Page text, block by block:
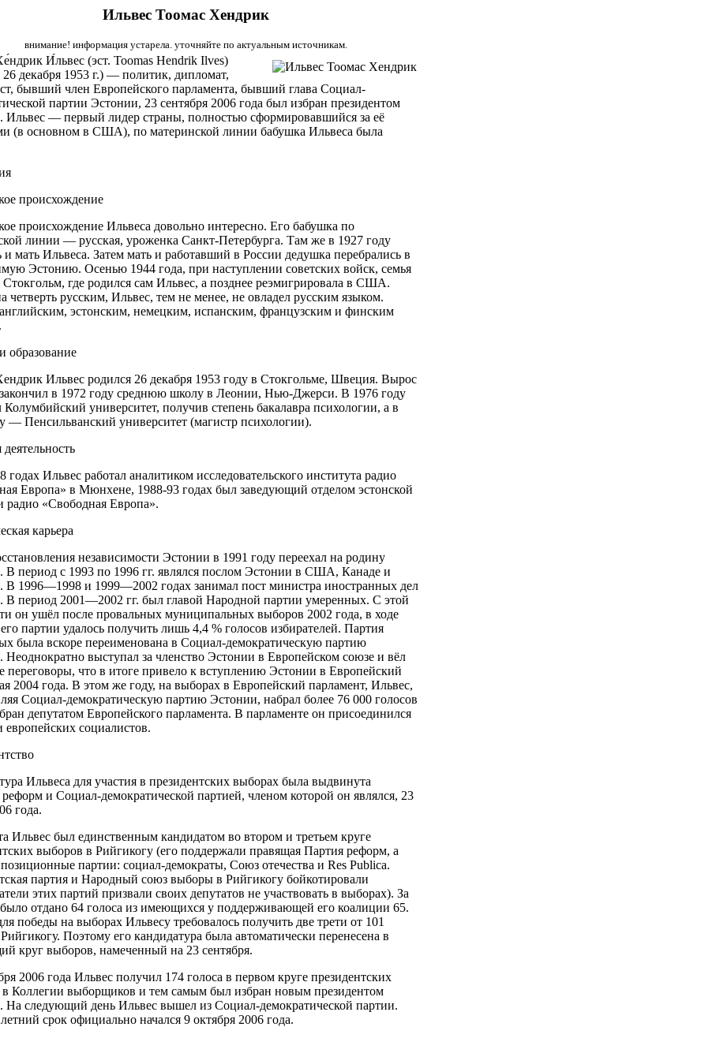
Ильвес Тоомас Хендрик
внимание! информация устарела. уточняйте по актуальным источникам.
И́львес (эст. Toomas Hendrik Ilves)
26 декабря 1953 г.) — политик, дипломат,
бывший член Европейского парламента, бывший глава Социал-
партии Эстонии, 23 сентября 2006 года был избран президентом
Ильвес — первый лидер страны, полностью сформировавшийся за её
(в основном в США), по материнской линии бабушка Ильвеса была
происхождение
происхождение Ильвеса довольно интересно. Его бабушка по
линии — русская, уроженка Санкт-Петербурга. Там же в 1927 году
и мать Ильвеса. Затем мать и работавший в России дедушка перебрались в
Эстонию. Осенью 1944 года, при наступлении советских войск, семья
Стокгольм, где родился сам Ильвес, а позднее реэмигрировала в США.
четверть русским, Ильвес, тем не менее, не овладел русским языком.
эстонским, немецким, испанским, французским и финским
образование
Ильвес родился 26 декабря 1953 году в Стокгольме, Швеция. Вырос
в 1972 году среднюю школу в Леонии, Нью-Джерси. В 1976 году
Колумбийский университет, получив степень бакалавра психологии, а в
— Пенсильванский университет (магистр психологии).
деятельность
годах Ильвес работал аналитиком исследовательского института радио
Европа» в Мюнхене, 1988-93 годах был заведующий отделом эстонской
радио «Свободная Европа».
карьера
независимости Эстонии в 1991 году переехал на родину
В период с 1993 по 1996 гг. являлся послом Эстонии в США, Канаде и
В 1996—1998 и 1999—2002 годах занимал пост министра иностранных дел
В период 2001—2002 гг. был главой Народной партии умеренных. С этой
он ушёл после провальных муниципальных выборов 2002 года, в ходе
партии удалось получить лишь 4,4 % голосов избирателей. Партия
была вскоре переименована в Социал-демократическую партию
Неоднократно выступал за членство Эстонии в Европейском союзе и вёл
переговоры, что в итоге привело к вступлению Эстонии в Европейский
2004 года. В этом же году, на выборах в Европейский парламент, Ильвес,
Социал-демократическую партию Эстонии, набрал более 76 000 голосов
депутатом Европейского парламента. В парламенте он присоединился
европейских социалистов.
Ильвеса для участия в президентских выборах была выдвинута
и Социал-демократической партией, членом которой он являлся, 23
года.
Ильвес был единственным кандидатом во втором и третьем круге
выборов в Рийгикогу (его поддержали правящая Партия реформ, а
партии: социал-демократы, Союз отечества и Res Publica.
партия и Народный союз выборы в Рийгикогу бойкотировали
этих партий призвали своих депутатов не участвовать в выборах). За
отдано 64 голоса из имеющихся у поддерживающей его коалиции 65.
победы на выборах Ильвесу требовалось получить две трети от 101
Поэтому его кандидатура была автоматически перенесена в
круг выборов, намеченный на 23 сентября.
2006 года Ильвес получил 174 голоса в первом круге президентских
Коллегии выборщиков и тем самым был избран новым президентом
На следующий день Ильвес вышел из Социал-демократической партии.
срок официально начался 9 октября 2006 года.